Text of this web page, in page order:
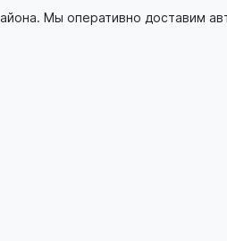
Мы оперативно доставим